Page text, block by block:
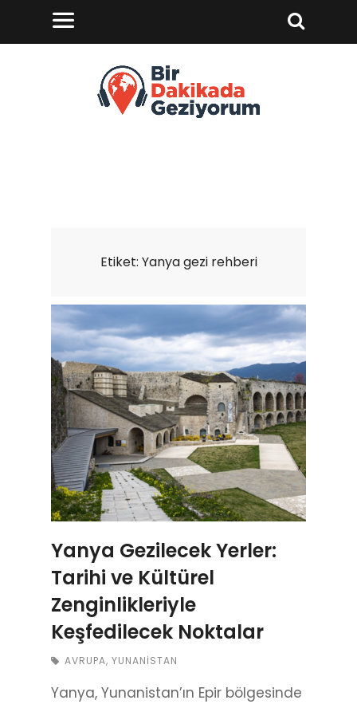
Etiket: Yanya gezi rehberi
Yanya Gezilecek Yerler:
Tarihi ve Kültürel
Zenginlikleriyle
Keşfedilecek Noktalar
AVRUPA, YUNANISTAN
Yanya, Yunanistan’ın Epir bölgesinde